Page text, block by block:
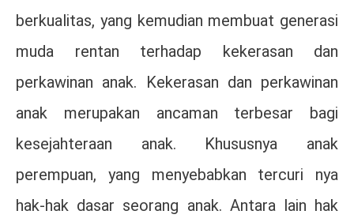
berkualitas, yang kemudian membuat generasi
muda rentan terhadap kekerasan dan
perkawinan anak. Kekerasan dan perkawinan
anak merupakan ancaman terbesar bagi
kesejahteraan anak. Khususnya anak
perempuan, yang menyebabkan tercuri nya
hak-hak dasar seorang anak. Antara lain hak